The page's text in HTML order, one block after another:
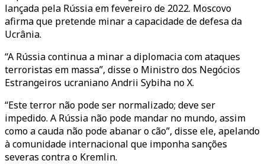
lançada pela Rússia em fevereiro de 2022. Moscovo
afirma que pretende minar a capacidade de defesa da
Ucrânia.
“A Rússia continua a minar a diplomacia com ataques
terroristas em massa”, disse o Ministro dos Negócios
Estrangeiros ucraniano Andrii Sybiha no X.
“Este terror não pode ser normalizado; deve ser
impedido. A Rússia não pode mandar no mundo, assim
como a cauda não pode abanar o cão”, disse ele, apelando
à comunidade internacional que imponha sanções
severas contra o Kremlin.